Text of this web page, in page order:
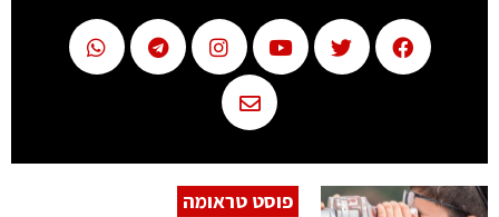
פוסט טראומה